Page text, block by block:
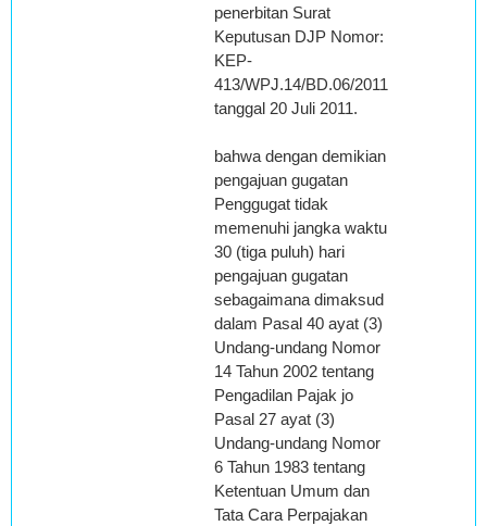
penerbitan Surat
Keputusan DJP Nomor:
KEP-
413/WPJ.14/BD.06/2011
tanggal 20 Juli 2011.
bahwa dengan demikian
pengajuan gugatan
Penggugat tidak
memenuhi jangka waktu
30 (tiga puluh) hari
pengajuan gugatan
sebagaimana dimaksud
dalam Pasal 40 ayat (3)
Undang-undang Nomor
14 Tahun 2002 tentang
Pengadilan Pajak jo
Pasal 27 ayat (3)
Undang-undang Nomor
6 Tahun 1983 tentang
Ketentuan Umum dan
Tata Cara Perpajakan